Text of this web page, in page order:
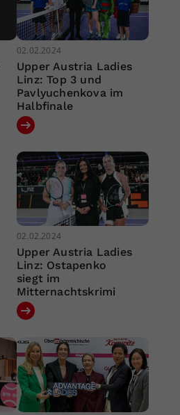
02.02.2024
Upper Austria Ladies
Linz: Top 3 und
Pavlyuchenkova im
Halbfinale
02.02.2024
Upper Austria Ladies
Linz: Ostapenko
siegt im
Mitternachtskrimi